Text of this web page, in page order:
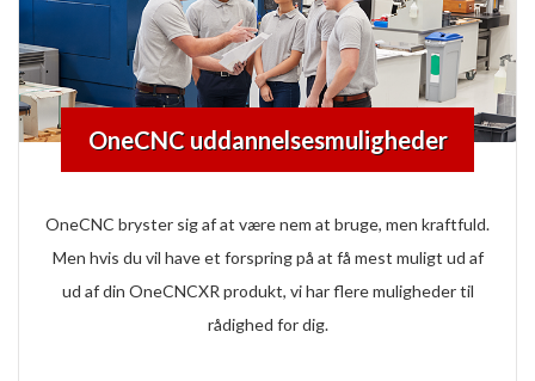
OneCNC uddannelsesmuligheder
OneCNC bryster sig af at være nem at bruge, men kraftfuld.
Men hvis du vil have et forspring på at få mest muligt ud af
ud af din OneCNCXR produkt, vi har flere muligheder til
rådighed for dig.